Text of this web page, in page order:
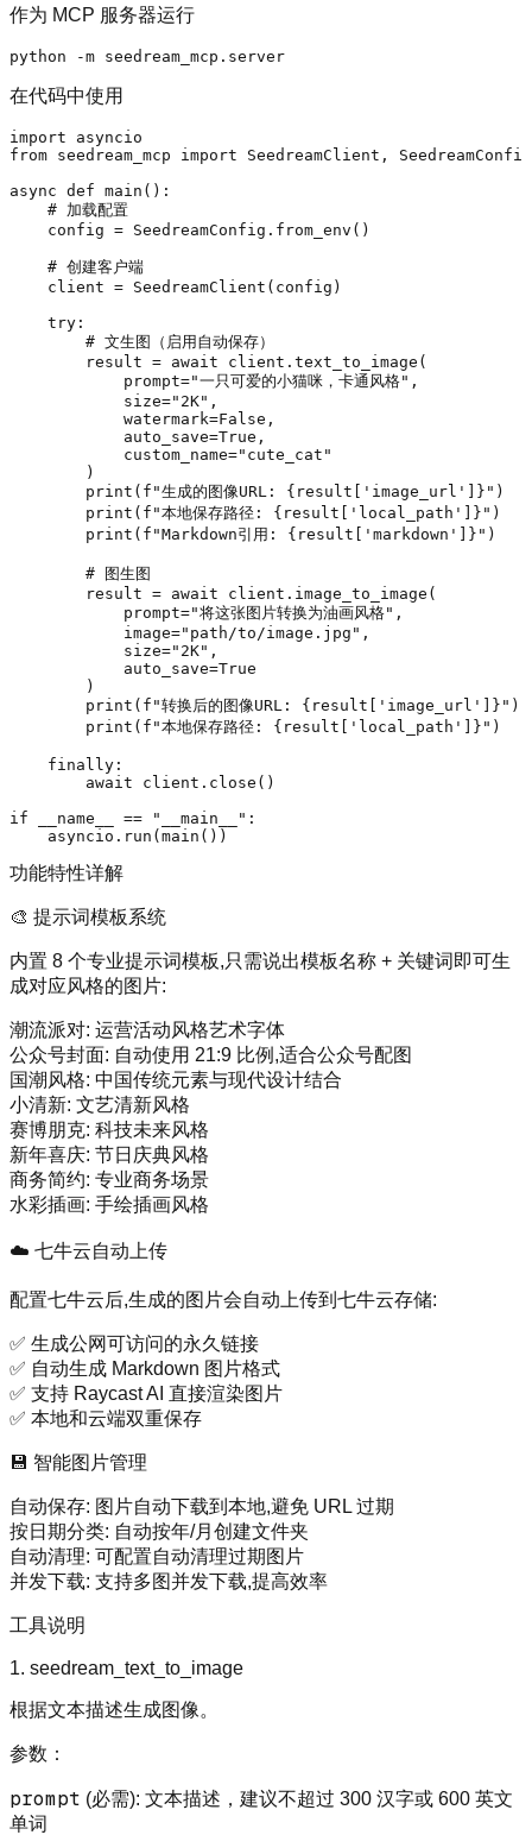
作为 MCP 服务器运行
在代码中使用
import
from seedream_mcp import SeedreamClient, SeedreamConfig
async def main ():
# 加载配置
    config = SeedreamConfig.from_env()
# 创建客户端
    client = SeedreamClient(config)
try :
# 文生图（启用自动保存）
        result =
await client.text_to_image(
            prompt=
"一只可爱的小猫咪，卡通风格" ,
            size=
"2K" ,
            watermark=
False ,
            auto_save=
True ,
            custom_name=
"cute_cat"
        )
print ( f"生成的图像URL: {result[ 'image_url' ]} " )
print ( f"本地保存路径: {result[ 'local_path' ]} " )
print ( f"Markdown引用: {result[ 'markdown' ]} " )
# 图生图
        result =
await client.image_to_image(
            prompt=
"将这张图片转换为油画风格" ,
            image=
"path/to/image.jpg" ,
            size=
"2K" ,
            auto_save=
True
        )
print ( f"转换后的图像URL: {result[ 'image_url' ]} " )
print ( f"本地保存路径: {result[ 'local_path' ]} " )
finally :
await client.close()
if __name__ == "__main__" :
功能特性详解
🎨 提示词模板系统
内置 8 个专业提示词模板,只需说出模板名称 + 关键词即可生
成对应风格的图片:
潮流派对: 运营活动风格艺术字体
公众号封面: 自动使用 21:9 比例,适合公众号配图
国潮风格: 中国传统元素与现代设计结合
小清新: 文艺清新风格
赛博朋克: 科技未来风格
新年喜庆: 节日庆典风格
商务简约: 专业商务场景
水彩插画: 手绘插画风格
☁️ 七牛云自动上传
配置七牛云后,生成的图片会自动上传到七牛云存储:
✅ 生成公网可访问的永久链接
✅ 自动生成 Markdown 图片格式
✅ 支持 Raycast AI 直接渲染图片
✅ 本地和云端双重保存
💾 智能图片管理
自动保存: 图片自动下载到本地,避免 URL 过期
按日期分类: 自动按年/月创建文件夹
自动清理: 可配置自动清理过期图片
并发下载: 支持多图并发下载,提高效率
工具说明
1. seedream_text_to_image
根据文本描述生成图像。
参数：
prompt (必需): 文本描述，建议不超过 300 汉字或 600 英文
单词